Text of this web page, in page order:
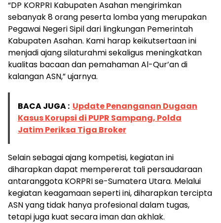
“DP KORPRI Kabupaten Asahan mengirimkan
sebanyak 8 orang peserta lomba yang merupakan
Pegawai Negeri Sipil dari lingkungan Pemerintah
Kabupaten Asahan. Kami harap keikutsertaan ini
menjadi ajang silaturahmi sekaligus meningkatkan
kualitas bacaan dan pemahaman Al-Qur’an di
kalangan ASN,” ujarnya.
BACA JUGA : Update Penanganan Dugaan
Kasus Korupsi di PUPR Sampang, Polda
Jatim Periksa Tiga Broker
Selain sebagai ajang kompetisi, kegiatan ini
diharapkan dapat mempererat tali persaudaraan
antaranggota KORPRI se-Sumatera Utara. Melalui
kegiatan keagamaan seperti ini, diharapkan tercipta
ASN yang tidak hanya profesional dalam tugas,
tetapi juga kuat secara iman dan akhlak.